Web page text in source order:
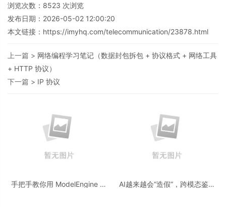
浏览次数： 8523 次浏览
发布日期：2026-05-02 12:00:20
本文链接： https://imyhq.com/telecommunication/23878.html
上一篇 > 网络编程学习笔记（数据封包拆包 + 协议格式 + 网络工具
+ HTTP 协议）
下一篇 > IP 协议
手把手教你用 ModelEngine 打
AI越来越会“造假“，跨模态鉴伪